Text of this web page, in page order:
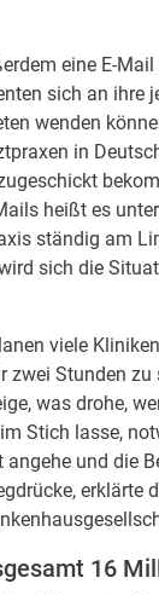
eine E-
sich an ihre
wenden
in
heißt es
ständig am
sich die
viele
zwei Stunden zu
was drohe,
Stich lasse,
und die
erklärte
16